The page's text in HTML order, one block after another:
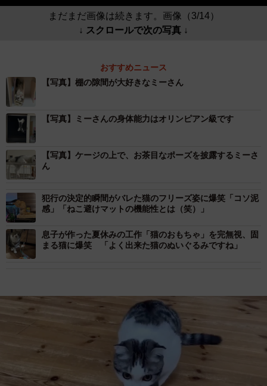
まだまだ画像は続きます。画像（3/14）
↓ スクロールで次の写真 ↓
おすすめニュース
【写真】棚の隙間が大好きなミーさん
【写真】ミーさんの身体能力はオリンピアン級です
【写真】ケージの上で、お茶目なポーズを披露するミーさ
ん
犯行の決定的瞬間がバレた猫のフリーズ姿に爆笑「コソ泥
感」「ねこ避けマットの機能性とは（笑）」
息子が作った夏休みの工作「猫のおもちゃ」を完無視、固
まる猫に爆笑 「よく出来た猫のぬいぐるみですね」